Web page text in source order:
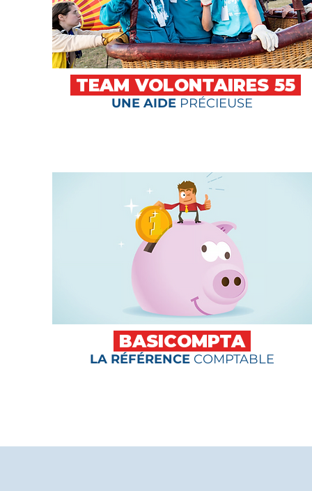
TEAM VOLONTAIRES 55
UNE AIDE PRÉCIEUSE
BASICOMPTA
LA RÉFÉRENCE COMPTABLE